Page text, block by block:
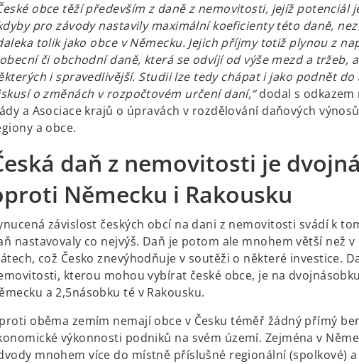
obce těží především z daně z nemovitosti, jejíž potenciál
pro závody nastavily maximální koeficienty této daně,
tolik jako obce v Německu. Jejich příjmy totiž plynou z
či obchodní daně, která se odvíjí od výše mezd a tržeb,
i spravedlivější. Studii lze tedy chápat i jako podnět do
o změnách v rozpočtovém určení daní,“dodal s
a Asociace krajů o úpravách v rozdělování daňových
a obce.
daň z nemovitosti je
Německu i Rakousku
závislost českých obcí na dani z nemovitosti svádí k
nastavovaly co nejvýš. Daň je potom ale mnohem větší než
což Česko znevýhodňuje v soutěži o některé investice.
kterou mohou vybírat české obce, je na
a 2,5násobku té v Rakousku.
oběma zemím nemají obce v Česku téměř žádný přímý
výkonnosti podniků na svém území. Zejména v
mnohem více do místně příslušné regionální (spolkové) a